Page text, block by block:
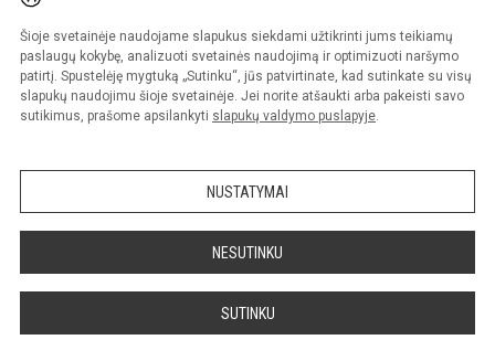
Šioje svetainėje naudojame slapukus siekdami užtikrinti jums teikiamų
paslaugų kokybę, analizuoti svetainės naudojimą ir optimizuoti naršymo
patirtį. Spustelėję mygtuką „Sutinku“, jūs patvirtinate, kad sutinkate su visų
slapukų naudojimu šioje svetainėje. Jei norite atšaukti arba pakeisti savo
sutikimus, prašome apsilankyti slapukų valdymo puslapyje.
NUSTATYMAI
NESUTINKU
SUTINKU
© 2025. Ignalinos r. Vidiškių gimnazija. Visos teisės saugomos.
Kopijuoti turinį be raštiško gimnazijos sutikimo griežtai draudžiama.
Prieinamumo paraiška Slapukų valdymas
Sumanus būdas atnaujinti